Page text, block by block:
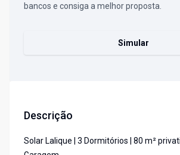
bancos e consiga a melhor proposta.
Simular
Descrição
Solar Lalique | 3 Dormitórios | 80 m²